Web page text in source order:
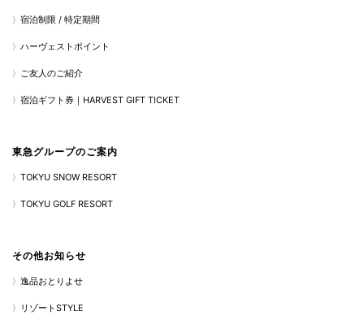
宿泊制限 / 特定期間
ハーヴェストポイント
ご友人のご紹介
宿泊ギフト券｜HARVEST GIFT TICKET
東急グループのご案内
TOKYU SNOW RESORT
TOKYU GOLF RESORT
その他お知らせ
逸品おとりよせ
リゾートSTYLE